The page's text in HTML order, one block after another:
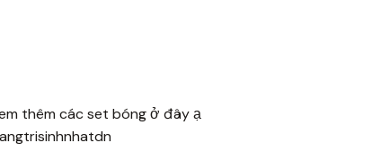
thêm các set bóng ở đây ạ